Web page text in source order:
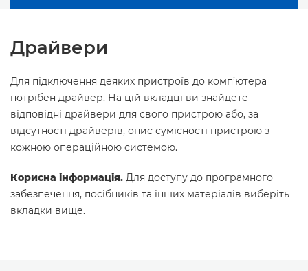
Драйвери
Для підключення деяких пристроїв до комп’ютера
потрібен драйвер. На цій вкладці ви знайдете
відповідні драйвери для свого пристрою або, за
відсутності драйверів, опис сумісності пристрою з
кожною операційною системою.
Корисна інформація. Для доступу до програмного
забезпечення, посібників та інших матеріалів виберіть
вкладки вище.